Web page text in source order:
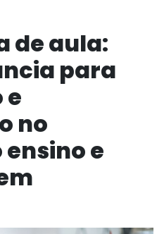
de aula:
para
e
no
e